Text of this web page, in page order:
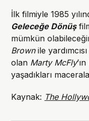
İlk filmiyle 1985
Geleceğe Dönüş
mümkün
Brownile
olan Marty McFly
yaşadıkları
Kaynak: The